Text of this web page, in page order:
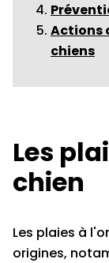
Actions
chiens
Les
chien
Les plaies à
origines,